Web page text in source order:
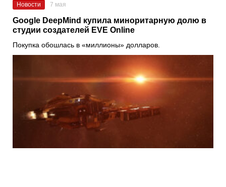
Новости 7 мая
Google DeepMind купила миноритарную долю в
студии создателей EVE Online
Покупка обошлась в «миллионы» долларов.